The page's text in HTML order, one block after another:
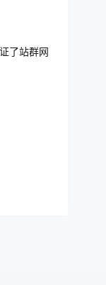
了站群网